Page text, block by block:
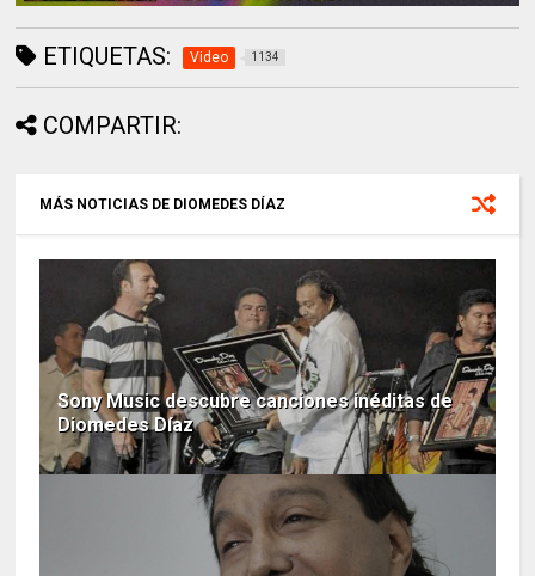
ETIQUETAS: Video 1134
COMPARTIR:
MÁS NOTICIAS DE DIOMEDES DÍAZ
Sony Music descubre canciones inéditas de
Diomedes Díaz